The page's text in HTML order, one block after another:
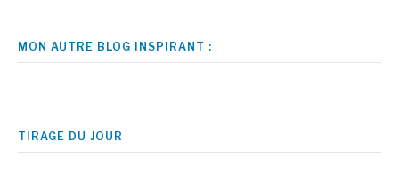
MON AUTRE BLOG INSPIRANT :
TIRAGE DU JOUR